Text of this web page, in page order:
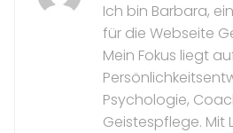
Ich bin Barbara,
für die Webseite
Mein Fokus liegt
Psychologie,
Geistespflege. Mit